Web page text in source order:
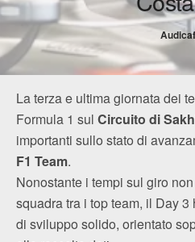
La terza e ultima giornata dei
Formula 1 sul Circuito di
importanti sullo stato di
F1 Team.
Nonostante i tempi sul giro
squadra tra i top team, il Day
di sviluppo solido, orientato